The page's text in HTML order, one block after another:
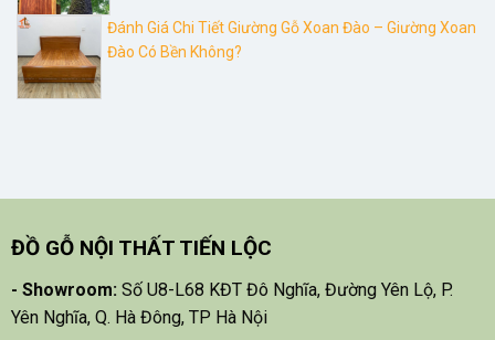
Đánh Giá Chi Tiết Giường Gỗ Xoan Đào – Giường Xoan
Đào Có Bền Không?
ĐỒ GỖ NỘI THẤT TIẾN LỘC
- Showroom: Số U8-L68 KĐT Đô Nghĩa, Đường Yên Lộ, P.
Yên Nghĩa, Q. Hà Đông, TP Hà Nội